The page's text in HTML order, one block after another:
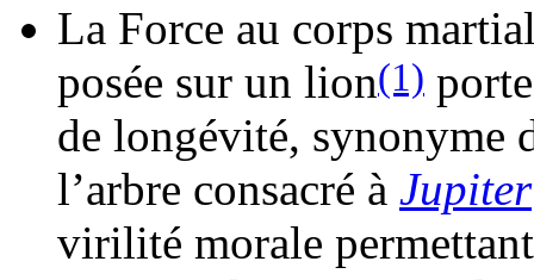
La Force au corps
posée sur un lion(1)
de longévité, synonyme
l’arbre consacré à Jupiter
virilité morale